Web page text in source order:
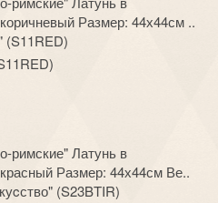
Размер: 44х44см ..
римские" Латунь в
Размер: 44х44см Ве..